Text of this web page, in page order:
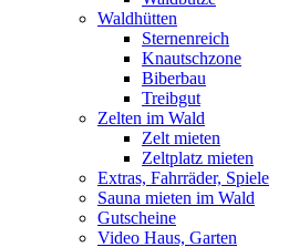
Waldhütten
Sternenreich
Knautschzone
Biberbau
Treibgut
Zelten im Wald
Zelt mieten
Zeltplatz mieten
Extras, Fahrräder, Spiele
Sauna mieten im Wald
Gutscheine
Video Haus, Garten